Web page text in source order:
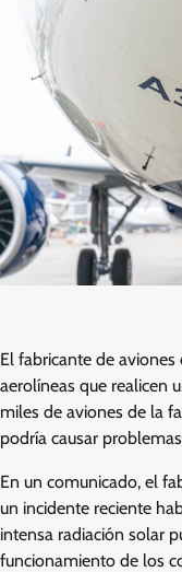
El fabricante de
aerolíneas que realicen
miles de aviones de la
podría causar
En un comunicado, el
un incidente reciente
intensa radiación solar
funcionamiento de los